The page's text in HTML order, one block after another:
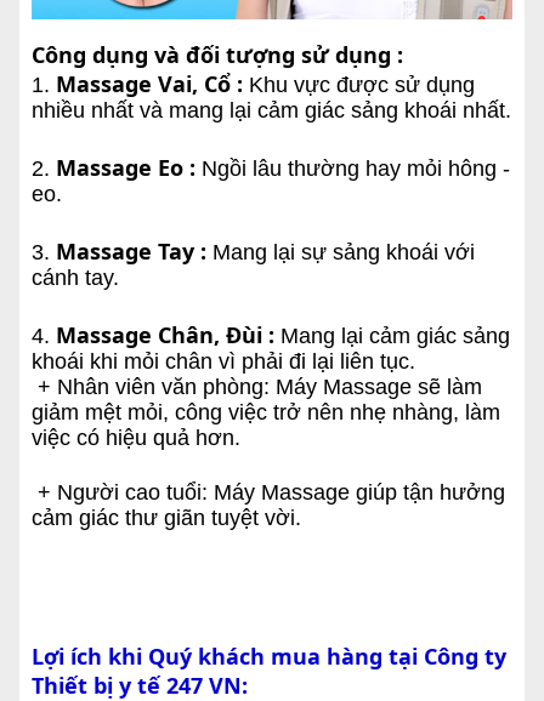
Công dụng và đối tượng sử dụng :
1. Massage Vai, Cổ : Khu vực được sử dụng
nhiều nhất và mang lại cảm giác sảng khoái nhất.
2. Massage Eo : Ngồi lâu thường hay mỏi hông -
eo.
3. Massage Tay : Mang lại sự sảng khoái với
cánh tay.
4. Massage Chân, Đùi : Mang lại cảm giác sảng
khoái khi mỏi chân vì phải đi lại liên tục.
+ Nhân viên văn phòng: Máy Massage sẽ làm
giảm mệt mỏi, công việc trở nên nhẹ nhàng, làm
việc có hiệu quả hơn.
+ Người cao tuổi: Máy Massage giúp tận hưởng
cảm giác thư giãn tuyệt vời.
Lợi ích khi Quý khách mua hàng tại Công ty
Thiết bị y tế 247 VN: